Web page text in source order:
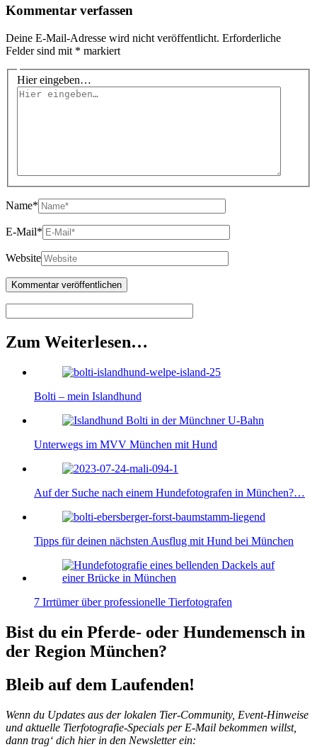
Kommentar verfassen
Deine E-Mail-Adresse wird nicht veröffentlicht. Erforderliche
Felder sind mit * markiert
Hier eingeben…
Name*
E-Mail*
Website
Zum Weiterlesen…
Bolti – mein Islandhund
Unterwegs im MVV München mit Hund
Auf der Suche nach einem Hundefotografen in München?…
Tipps für deinen nächsten Ausflug mit Hund bei München
7 Irrtümer über professionelle Tierfotografen
Bist du ein Pferde- oder Hundemensch in
der Region München?
Bleib auf dem Laufenden!
Wenn du Updates aus der lokalen Tier-Community, Event-Hinweise
und aktuelle Tierfotografie-Specials per E-Mail bekommen willst,
dann trag‘ dich hier in den Newsletter ein: